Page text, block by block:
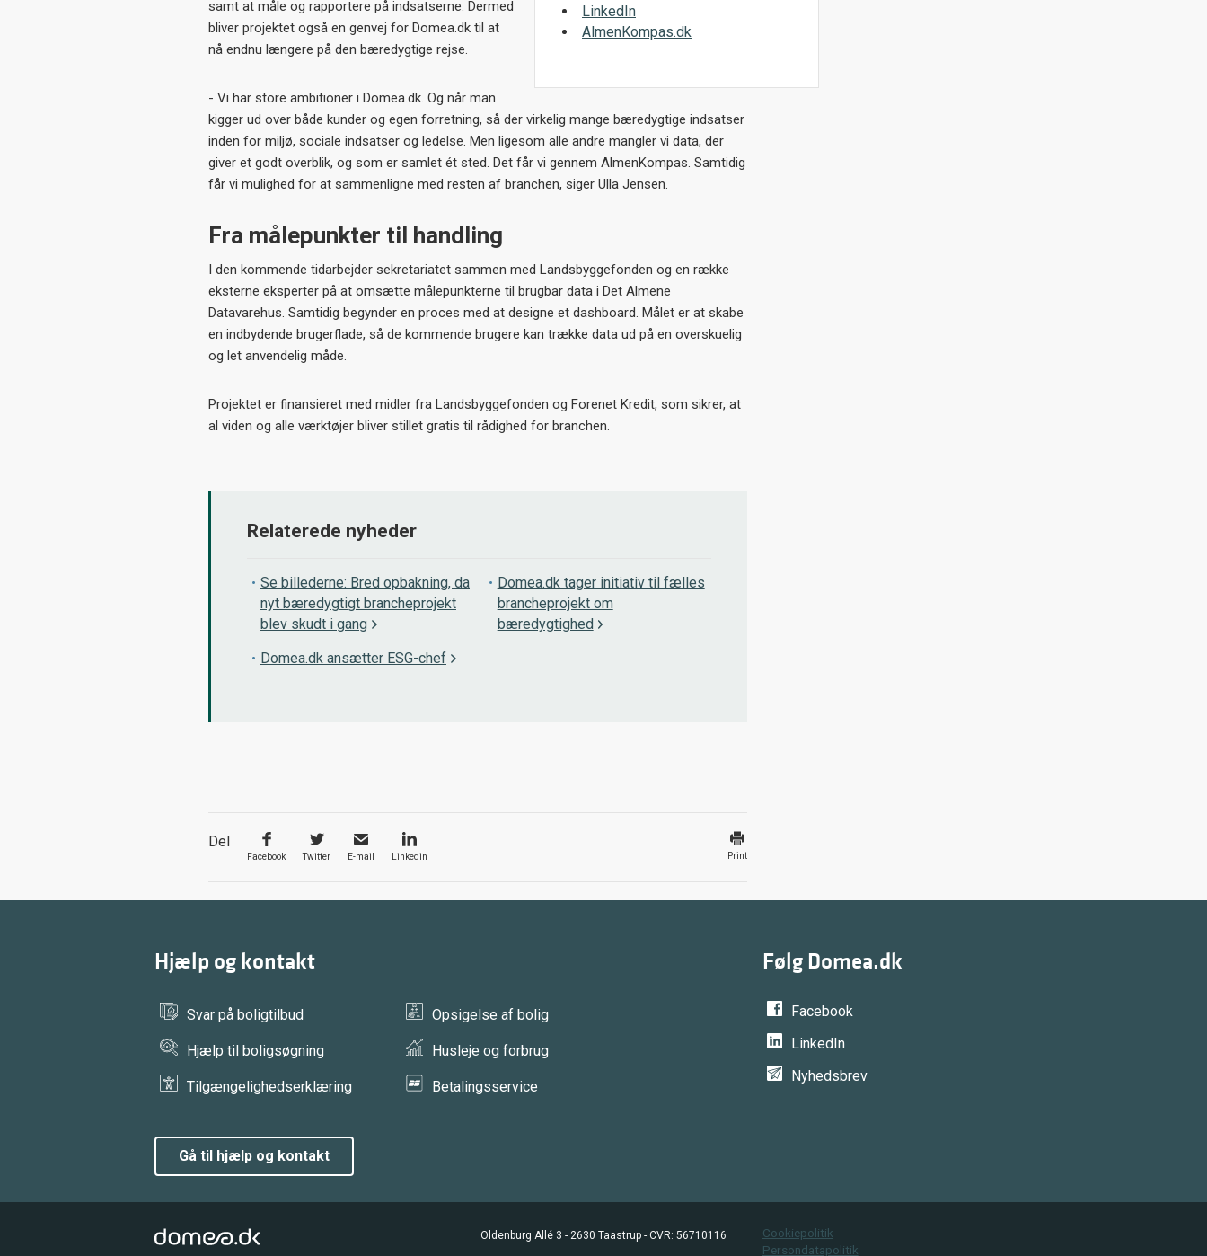
LinkedIn
AlmenKompas.dk
samt at måle og rapportere på indsatserne. Dermed
bliver projektet også en genvej for Domea.dk til at
nå endnu længere på den bæredygtige rejse.
- Vi har store ambitioner i Domea.dk. Og når man
kigger ud over både kunder og egen forretning, så der virkelig mange bæredygtige indsatser
inden for miljø, sociale indsatser og ledelse. Men ligesom alle andre mangler vi data, der
giver et godt overblik, og som er samlet ét sted. Det får vi gennem AlmenKompas. Samtidig
får vi mulighed for at sammenligne med resten af branchen, siger Ulla Jensen.
Fra målepunkter til handling
I den kommende tidarbejder sekretariatet sammen med Landsbyggefonden og en række
eksterne eksperter på at omsætte målepunkterne til brugbar data i Det Almene
Datavarehus. Samtidig begynder en proces med at designe et dashboard. Målet er at skabe
en indbydende brugerflade, så de kommende brugere kan trække data ud på en overskuelig
og let anvendelig måde.
Projektet er finansieret med midler fra Landsbyggefonden og Forenet Kredit, som sikrer, at
al viden og alle værktøjer bliver stillet gratis til rådighed for branchen.
Relaterede nyheder
Se billederne: Bred opbakning, da
nyt bæredygtigt brancheprojekt
blev skudt i gang
Domea.dk tager initiativ til fælles
brancheprojekt om
bæredygtighed
Domea.dk ansætter ESG-chef
Del
Facebook Twitter E-mail Linkedin Print
Hjælp og kontakt
Svar på boligtilbud Opsigelse af bolig
Hjælp til boligsøgning Husleje og forbrug
Tilgængelighedserklæring Betalingsservice
gå til hjælp og kontakt
Følg Domea.dk
Facebook
LinkedIn
Nyhedsbrev
Oldenburg Allé 3 - 2630 Taastrup - CVR: 56710116
Cookiepolitik
Persondatapolitik